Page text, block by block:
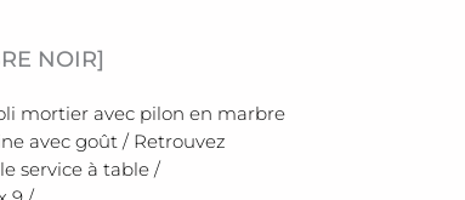
NOIR]
mortier avec pilon en marbre
avec goût / Retrouvez
service à table /